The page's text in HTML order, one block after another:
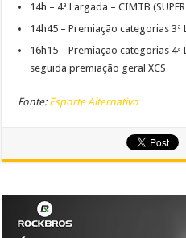
14h – 4ª Largada – CIMTB
14h45 – Premiação categorias
16h15 – Premiação categorias
seguida premiação geral XCS
Fonte: Esporte Alternativo